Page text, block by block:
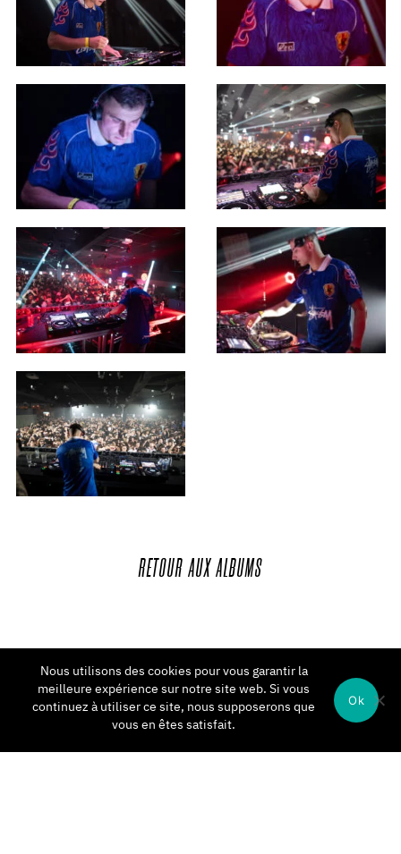
RETOUR AUXALBUMS
Nous utilisons des cookies pour vous garantir la
meilleure expérience sur notre site web. Si vous
continuez à utiliser ce site, nous supposerons que
vous en êtes satisfait.
Ok